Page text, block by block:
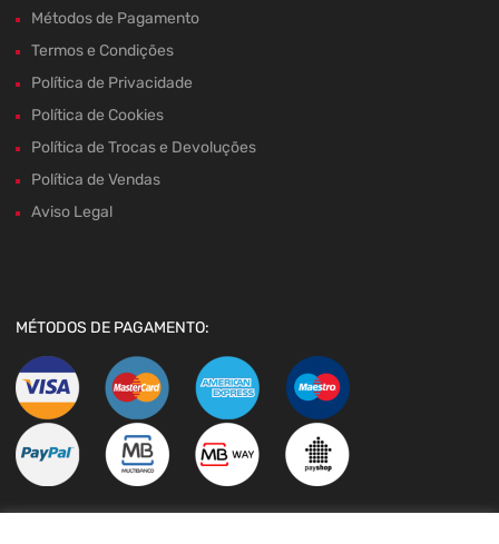
Métodos de Pagamento
Termos e Condições
Política de Privacidade
Política de Cookies
Política de Trocas e Devoluções
Política de Vendas
Aviso Legal
MÉTODOS DE PAGAMENTO: